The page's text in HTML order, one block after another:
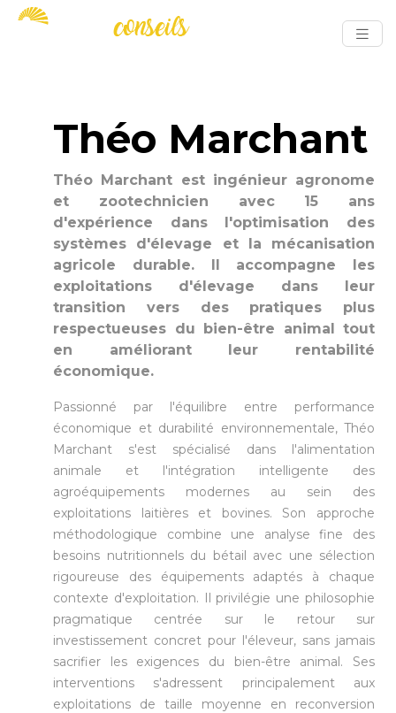
Théo Marchant
Théo Marchant est ingénieur agronome
et zootechnicien avec 15 ans
d'expérience dans l'optimisation des
systèmes d'élevage et la mécanisation
agricole durable. Il accompagne les
exploitations d'élevage dans leur
transition vers des pratiques plus
respectueuses du bien-être animal tout
en améliorant leur rentabilité
économique.
Passionné par l'équilibre entre performance
économique et durabilité environnementale, Théo
Marchant s'est spécialisé dans l'alimentation
animale et l'intégration intelligente des
agroéquipements modernes au sein des
exploitations laitières et bovines. Son approche
méthodologique combine une analyse fine des
besoins nutritionnels du bétail avec une sélection
rigoureuse des équipements adaptés à chaque
contexte d'exploitation. Il privilégie une philosophie
pragmatique centrée sur le retour sur
investissement concret pour l'éleveur, sans jamais
sacrifier les exigences du bien-être animal. Ses
interventions s'adressent principalement aux
exploitations de taille moyenne en reconversion